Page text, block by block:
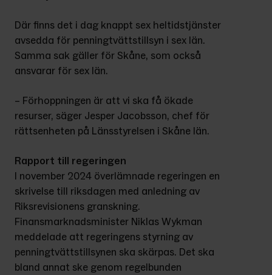
Där finns det i dag knappt sex heltidstjänster
avsedda för penningtvättstillsyn i sex län.
Samma sak gäller för Skåne, som också
ansvarar för sex län.
– Förhoppningen är att vi ska få ökade
resurser, säger Jesper Jacobsson, chef för
rättsenheten på Länsstyrelsen i Skåne län.
Rapport till regeringen
I november 2024 överlämnade regeringen en
skrivelse till riksdagen med anledning av
Riksrevisionens granskning.
Finansmarknadsminister Niklas Wykman
meddelade att regeringens styrning av
penningtvättstillsynen ska skärpas. Det ska
bland annat ske genom regelbunden